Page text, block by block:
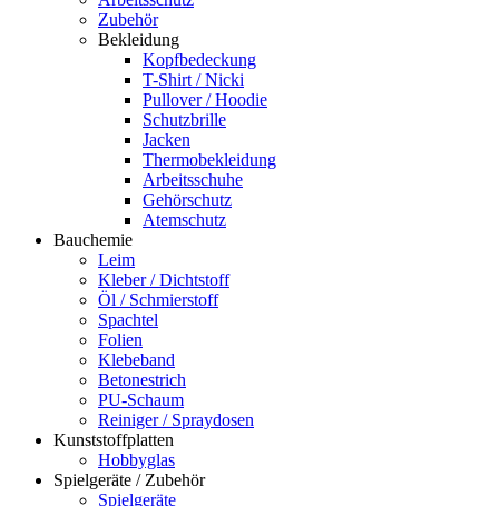
Zubehör
Bekleidung
Kopfbedeckung
T-Shirt / Nicki
Pullover / Hoodie
Schutzbrille
Jacken
Thermobekleidung
Arbeitsschuhe
Gehörschutz
Atemschutz
Bauchemie
Leim
Kleber / Dichtstoff
Öl / Schmierstoff
Spachtel
Folien
Klebeband
Betonestrich
PU-Schaum
Reiniger / Spraydosen
Kunststoffplatten
Hobbyglas
Spielgeräte / Zubehör
Spielgeräte